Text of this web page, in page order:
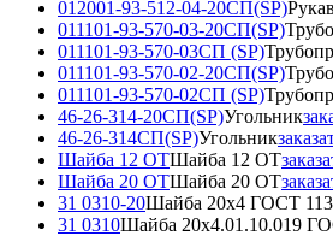
012001-93-512-04-20СП(SP)
011101-93-570-03-20СП(SP)
011101-93-570-03СП (SP)
011101-93-570-02-20СП(SP)
011101-93-570-02СП (SP)
46-26-314-20СП(SP)Угольник
46-26-314СП(SP)Угольник
Шайба 12 ОТШайба 12 ОТ
Шайба 20 ОТШайба 20 ОТ
31 0310-20Шайба 20х4 ГОСТ
31 0310Шайба 20х4.01.10.019